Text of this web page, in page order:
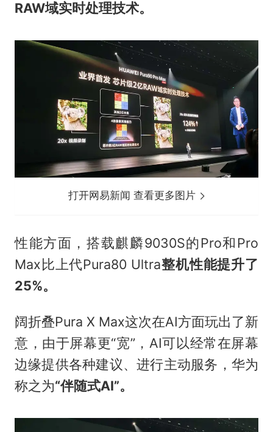
RAW域实时处理技术。
打开网易新闻 查看更多图片
性能方面，搭载麒麟9030S的Pro和Pro
Max比上代Pura80 Ultra整机性能提升了
25%。
阔折叠Pura X Max这次在AI方面玩出了新
意，由于屏幕更“宽”，AI可以经常在屏幕
边缘提供各种建议、进行主动服务，华为
称之为“伴随式AI”。